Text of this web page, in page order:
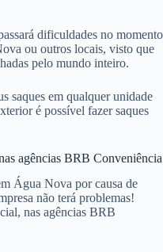
dificuldades no momento
ou outros locais, visto que
pelo mundo inteiro.
saques em qualquer unidade
é possível fazer saques
agências BRB Conveniência
Água Nova por causa de
não terá problemas!
nas agências BRB